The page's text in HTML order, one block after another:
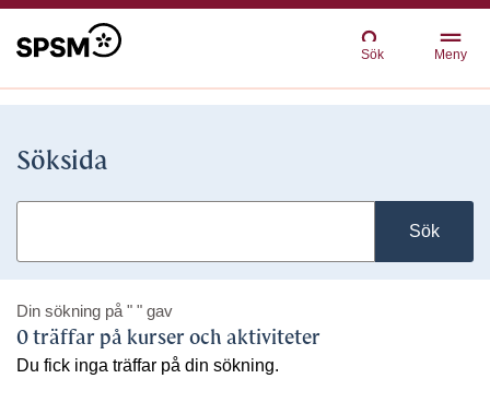
Sök Meny
Söksida
Sök
Din sökning på " " gav
0 träffar på kurser och aktiviteter
Du fick inga träffar på din sökning.